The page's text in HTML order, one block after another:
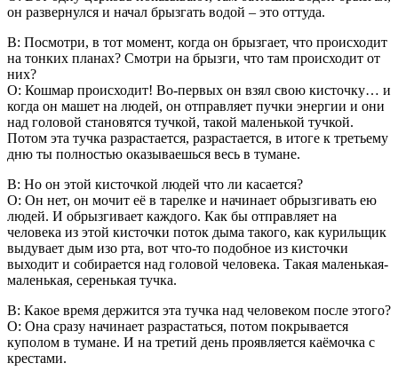
он развернулся и начал брызгать водой – это оттуда.
В: Посмотри, в тот момент, когда он брызгает, что происходит
на тонких планах? Смотри на брызги, что там происходит от
них?
О: Кошмар происходит! Во-первых он взял свою кисточку… и
когда он машет на людей, он отправляет пучки энергии и они
над головой становятся тучкой, такой маленькой тучкой.
Потом эта тучка разрастается, разрастается, в итоге к третьему
дню ты полностью оказываешься весь в тумане.
В: Но он этой кисточкой людей что ли касается?
О: Он нет, он мочит её в тарелке и начинает обрызгивать ею
людей. И обрызгивает каждого. Как бы отправляет на
человека из этой кисточки поток дыма такого, как курильщик
выдувает дым изо рта, вот что-то подобное из кисточки
выходит и собирается над головой человека. Такая маленькая-
маленькая, серенькая тучка.
В: Какое время держится эта тучка над человеком после этого?
О: Она сразу начинает разрастаться, потом покрывается
куполом в тумане. И на третий день проявляется каёмочка с
крестами.